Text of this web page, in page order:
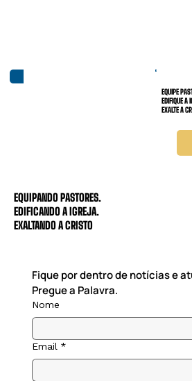
EQUIPE
EDIFIQUE A
EXALTE A
EQUIPANDO PASTORES.
EDIFICANDO A IGREJA.
EXALTANDO A CRISTO
Fique por dentro de notícias e
Pregue a Palavra.
Nome
Email *